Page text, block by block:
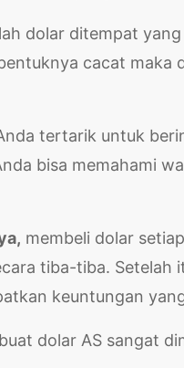
dolar ditempat
cacat maka
tertarik untuk
bisa memahami
membeli dolar
tiba-tiba. Setelah
keuntungan
dolar AS sangat